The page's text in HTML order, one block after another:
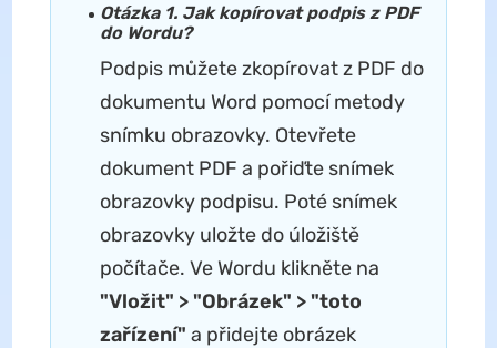
Otázka 1. Jak kopírovat podpis z PDF
do Wordu?
Podpis můžete zkopírovat z PDF do
dokumentu Word pomocí metody
snímku obrazovky. Otevřete
dokument PDF a pořiďte snímek
obrazovky podpisu. Poté snímek
obrazovky uložte do úložiště
počítače. Ve Wordu klikněte na
"Vložit" > "Obrázek" > "toto
zařízení" a přidejte obrázek